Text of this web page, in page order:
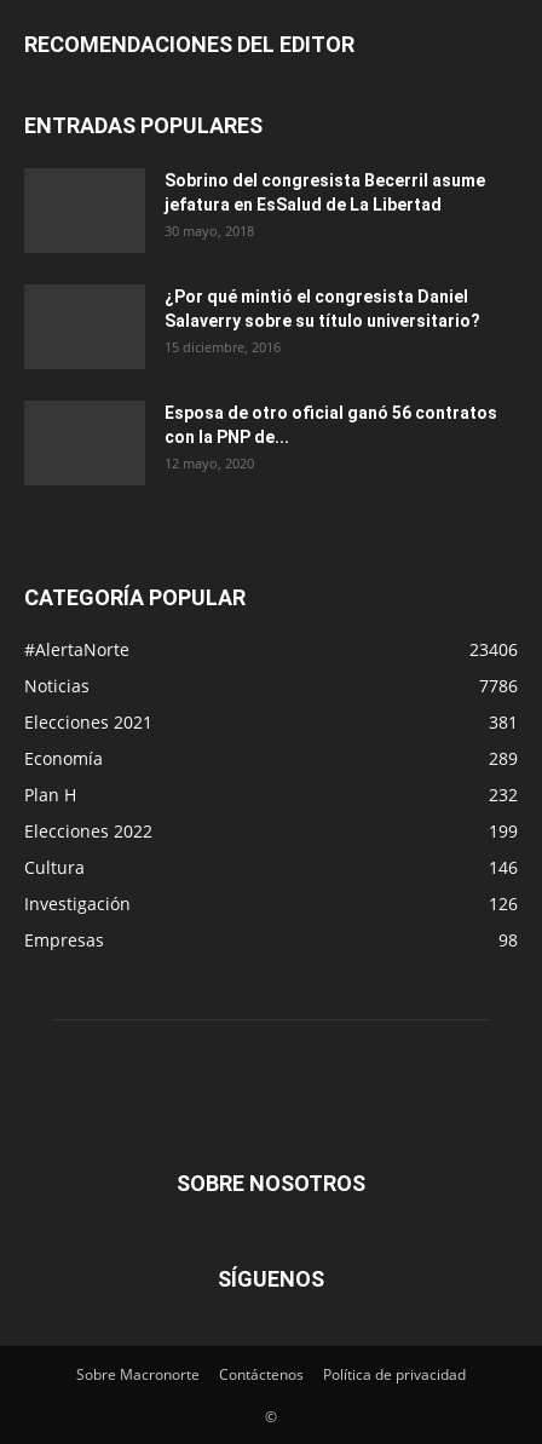
RECOMENDACIONES DEL EDITOR
ENTRADAS POPULARES
Sobrino del congresista Becerril asume
jefatura en EsSalud de La Libertad
30 mayo, 2018
¿Por qué mintió el congresista Daniel
Salaverry sobre su título universitario?
15 diciembre, 2016
Esposa de otro oficial ganó 56 contratos
con la PNP de...
12 mayo, 2020
CATEGORÍA POPULAR
#AlertaNorte
23406
Noticias
7786
Elecciones 2021
381
Economía
289
Plan H
232
Elecciones 2022
199
Cultura
146
Investigación
126
Empresas
98
SOBRE NOSOTROS
SÍGUENOS
Sobre Macronorte Contáctenos Política de privacidad
©